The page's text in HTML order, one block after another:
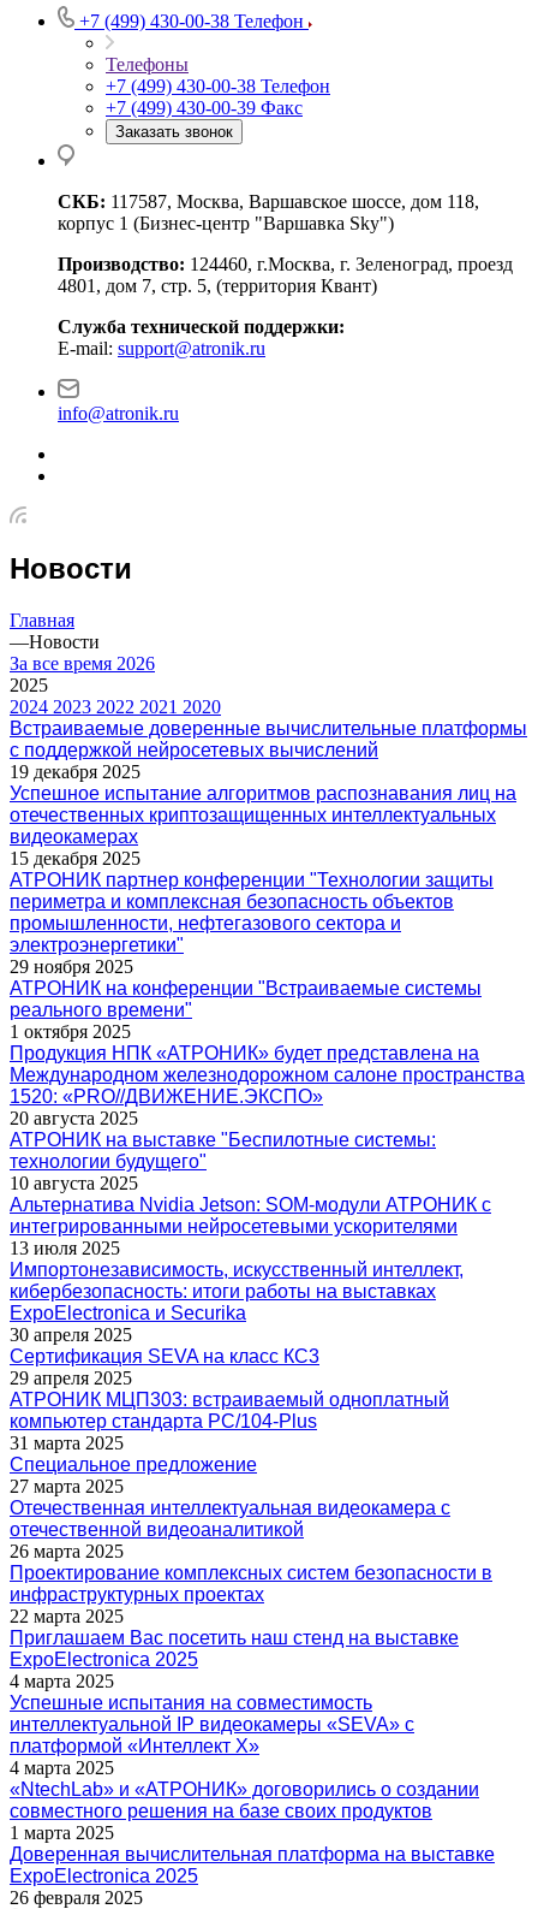
+7 (499) 430-00-38 Телефон
Телефоны
+7 (499) 430-00-38 Телефон
+7 (499) 430-00-39 Факс
Заказать звонок
СКБ: 117587, Москва, Варшавское шоссе, дом 118,
корпус 1 (Бизнес-центр "Варшавка Sky")
Производство: 124460, г.Москва, г. Зеленоград, проезд
4801, дом 7, стр. 5, (территория Квант)
Служба технической поддержки:
E-mail: support@atronik.ru
info@atronik.ru
Новости
Главная
—Новости
За все время 2026
2025
2024 2023 2022 2021 2020
Встраиваемые доверенные вычислительные платформы
с поддержкой нейросетевых вычислений
19 декабря 2025
Успешное испытание алгоритмов распознавания лиц на
отечественных криптозащищенных интеллектуальных
видеокамерах
15 декабря 2025
АТРОНИК партнер конференции "Технологии защиты
периметра и комплексная безопасность объектов
промышленности, нефтегазового сектора и
электроэнергетики"
29 ноября 2025
АТРОНИК на конференции "Встраиваемые системы
реального времени"
1 октября 2025
Продукция НПК «АТРОНИК» будет представлена на
Международном железнодорожном салоне пространства
1520: «PRO//ДВИЖЕНИЕ.ЭКСПО »
20 августа 2025
АТРОНИК на выставке "Беспилотные системы:
технологии будущего"
10 августа 2025
Альтернатива Nvidia Jetson: SOM-модули АТРОНИК с
интегрированными нейросетевыми ускорителями
13 июля 2025
Импортонезависимость, искусственный интеллект,
кибербезопасность: итоги работы на выставках
ExpoElectronica и Securika
30 апреля 2025
Сертификация SEVA на класс КС3
29 апреля 2025
АТРОНИК МЦП303: встраиваемый одноплатный
компьютер стандарта PC/104-Plus
31 марта 2025
Cпециальное предложение
27 марта 2025
Отечественная интеллектуальная видеокамера с
отечественной видеоаналитикой
26 марта 2025
Проектирование комплексных систем безопасности в
инфраструктурных проектах
22 марта 2025
Приглашаем Вас посетить наш стенд на выставке
ExpoElectronica 2025
4 марта 2025
Успешные испытания на совместимость
интеллектуальной IP видеокамеры «SEVA» с
платформой «Интеллект Х»
4 марта 2025
«NtechLab» и «АТРОНИК» договорились о создании
совместного решения на базе своих продуктов
1 марта 2025
Доверенная вычислительная платформа на выставке
ExpoElectronica 2025
26 февраля 2025